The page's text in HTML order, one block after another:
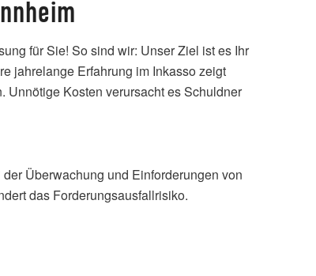
für Sie! So sind wir: Unser Ziel ist es Ihr
jahrelange Erfahrung im Inkasso zeigt
Unnötige Kosten verursacht es Schuldner
Überwachung und Einforderungen von
das Forderungsausfallrisiko.